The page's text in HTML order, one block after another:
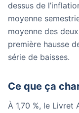
dessus de
moyenne
moyenne des
première hausse
série de baisses.
Ce que ça
À 1,70 %, le Livret